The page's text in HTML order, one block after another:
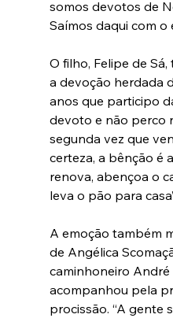
somos devotos de
Saímos daqui com o
O filho, Felipe de
a devoção herdada
anos que participo
devoto e não perco
segunda vez que
certeza, a bênção é
renova, abençoa o
leva o pão para
A emoção também
de Angélica
caminhoneiro André
acompanhou pela
procissão. “A gente